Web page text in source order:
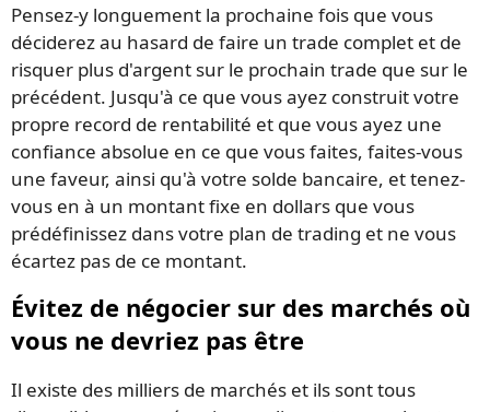
Pensez-y longuement la prochaine fois que vous
déciderez au hasard de faire un trade complet et de
risquer plus d'argent sur le prochain trade que sur le
précédent. Jusqu'à ce que vous ayez construit votre
propre record de rentabilité et que vous ayez une
confiance absolue en ce que vous faites, faites-vous
une faveur, ainsi qu'à votre solde bancaire, et tenez-
vous en à un montant fixe en dollars que vous
prédéfinissez dans votre plan de trading et ne vous
écartez pas de ce montant.
Évitez de négocier sur des marchés où
vous ne devriez pas être
Il existe des milliers de marchés et ils sont tous